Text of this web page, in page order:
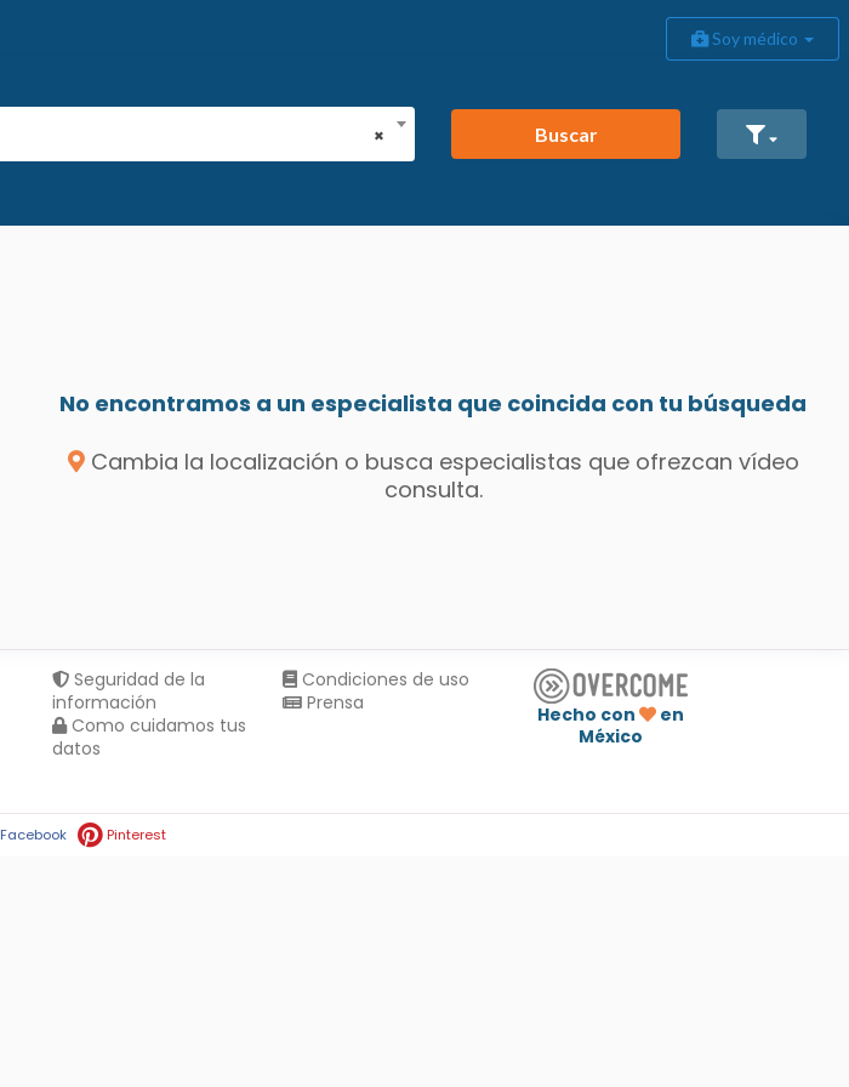
Soy médico
×
Buscar
No encontramos a un especialista que coincida con tu búsqueda
Cambia la localización o busca especialistas que ofrezcan vídeo
consulta.
Seguridad de la
información
Como cuidamos tus
datos
Condiciones de uso
Prensa
Hecho con
en
México
Facebook Pinterest